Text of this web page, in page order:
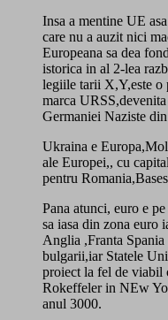
Insa a mentine UE
care nu a auzit nici
Europeana sa dea
istorica in al 2-lea
legiile tarii X,Y,este o
marca
Germaniei Naziste
Ukraina e
ale Europei,, cu
pentru
Pana atunci, euro e
sa iasa din zona euro
Anglia ,Franta
bulgarii,iar Statele
proiect la fel de viabil
Rokeffeler in NEw
anul 3000.